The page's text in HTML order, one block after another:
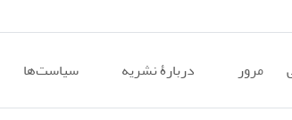
مرور دربارۀ نشریه سیاست‌ها